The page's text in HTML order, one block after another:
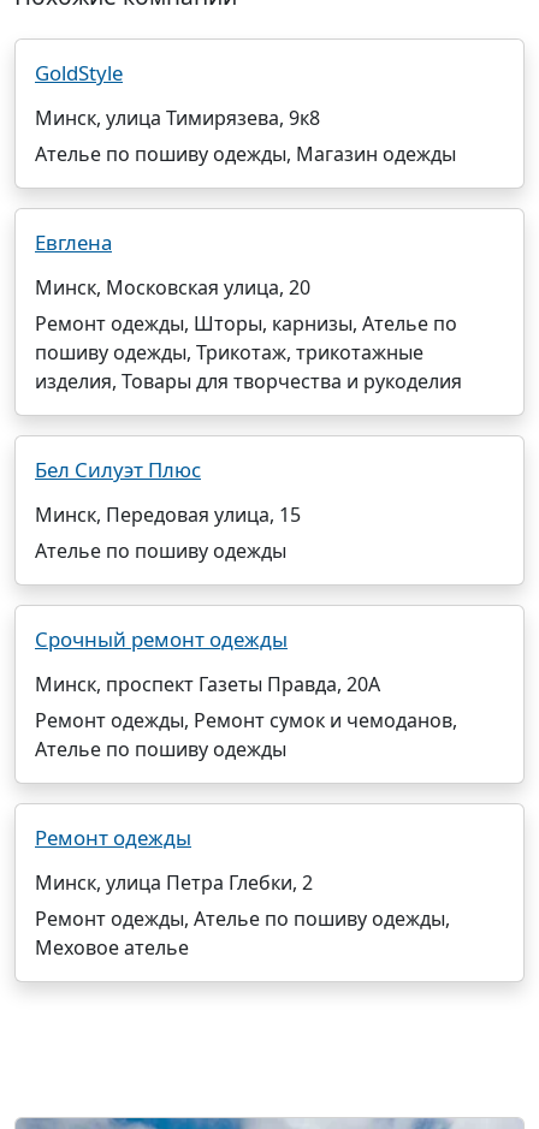
GoldStyle
Минск, улица Тимирязева, 9к8
Ателье по пошиву одежды, Магазин одежды
Евглена
Минск, Московская улица, 20
Ремонт одежды, Шторы, карнизы, Ателье по
пошиву одежды, Трикотаж, трикотажные
изделия, Товары для творчества и рукоделия
Бел Силуэт Плюс
Минск, Передовая улица, 15
Ателье по пошиву одежды
Срочный ремонт одежды
Минск, проспект Газеты Правда, 20А
Ремонт одежды, Ремонт сумок и чемоданов,
Ателье по пошиву одежды
Ремонт одежды
Минск, улица Петра Глебки, 2
Ремонт одежды, Ателье по пошиву одежды,
Меховое ателье